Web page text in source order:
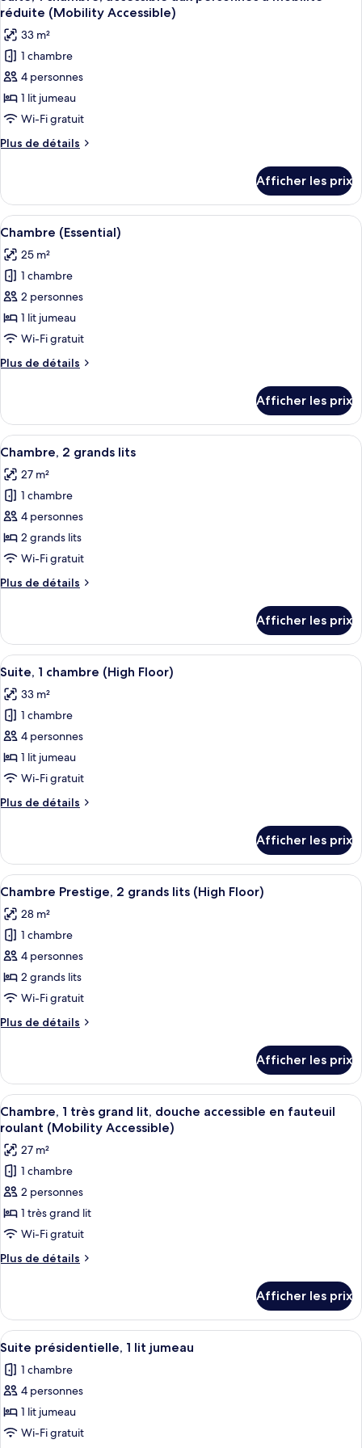
toutes
les
photos
pour
ce
type
de
chambre :
Suite,
chambre,
accessible
aux
personnes
à
mobilité
réduite
(Mobility
Accessible)
réduite (Mobility Accessible)
33 m²
1 chambre
4 personnes
1 lit jumeau
Wi-Fi gratuit
Plus de détails
Plus
Suite,
chambre,
aux
personnes
mobilité
réduite
(Mobility
Accessible)
Afficher les prix
Afficher
toutes
les
photos
pour
ce
type
chambre :
Une chambre d’hôtel comprenant
11
Chambre (Essential)
25 m²
1 chambre
2 personnes
1 lit jumeau
Wi-Fi gratuit
Plus de détails
Plus
Chambre
(Essential)
Afficher les prix
Afficher
toutes
les
photos
pour
ce
type
chambre :
grands
lits
Une chambre d’hôtel avec deux
13
Chambre, 2 grands lits
27 m²
1 chambre
4 personnes
2 grands lits
Wi-Fi gratuit
Plus de détails
Plus
Chambre,
grands
Afficher les prix
Afficher
toutes
les
photos
pour
ce
type
chambre :
chambre
(High
Floor)
Une cuisine moderne avec un plan
15
Suite, 1 chambre (High Floor)
33 m²
1 chambre
4 personnes
1 lit jumeau
Wi-Fi gratuit
Plus de détails
Plus
Suite,
chambre
Floor)
Afficher les prix
Afficher
toutes
les
photos
pour
ce
type
chambre :
2
grands
lits
(High
Floor)
Une chambre d’hôtel avec deux
12
Chambre Prestige, 2 grands lits (High Floor)
28 m²
1 chambre
4 personnes
2 grands lits
Wi-Fi gratuit
Plus de détails
Plus
Chambre
Prestige,
2
grands
(High
Floor)
Afficher les prix
Afficher
toutes
les
photos
pour
ce
type
de
chambre :
Chambre,
très
grand
lit,
douche
accessible
en
fauteuil
roulant
Un lit bien fait, avec du linge de lit
12
Chambre, 1 très grand lit, douche accessible en fauteuil
roulant (Mobility Accessible)
27 m²
1 chambre
2 personnes
1 très grand lit
Wi-Fi gratuit
Plus de détails
Plus
Chambre,
très
lit,
douche
en
fauteuil
Afficher les prix
Afficher
toutes
les
photos
pour
ce
Un espace de repas moderne avec
11
Suite présidentielle, 1 lit jumeau
1 chambre
4 personnes
1 lit jumeau
Wi-Fi gratuit